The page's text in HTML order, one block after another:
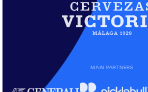
MAIN PARTNERS